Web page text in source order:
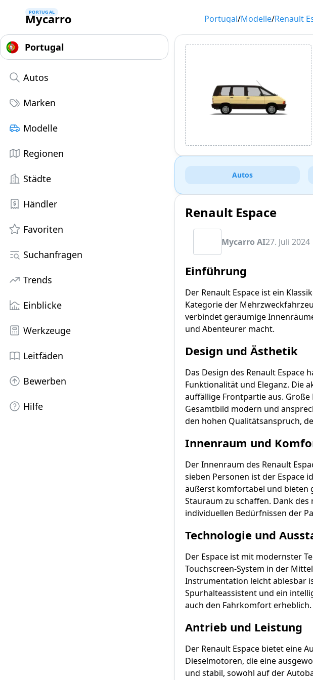
Mycarro
PORTUGAL
Portugal/Modelle/Renault
Autos
Marken
Modelle
Regionen
Städte
Händler
Favoriten
Suchanfragen
Trends
Einblicke
Werkzeuge
Leitfäden
Bewerben
Hilfe
Autos
Renault Espace
Mycarro AI27. Juli 2024
Einführung
Der Renault Espace ist ein
Kategorie der
verbindet geräumige
und Abenteurer macht.
Design und Ästhetik
Das Design des Renault
Funktionalität und Eleganz. Die
auffällige Frontpartie aus.
Gesamtbild modern und
den hohen Qualitätsanspruch,
Innenraum und
Der Innenraum des Renault
sieben Personen ist der Espace
äußerst komfortabel und bieten
Stauraum zu schaffen. Dank
individuellen Bedürfnissen der
Technologie und
Der Espace ist mit modernster
Touchscreen-System in der
Instrumentation leicht ablesbar
Spurhalteassistent und ein
auch den Fahrkomfort erheblich.
Antrieb und Leistung
Der Renault Espace bietet eine
Dieselmotoren, die eine
und stabil, sowohl auf der